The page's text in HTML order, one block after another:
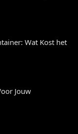
Wat Kost het
Jouw